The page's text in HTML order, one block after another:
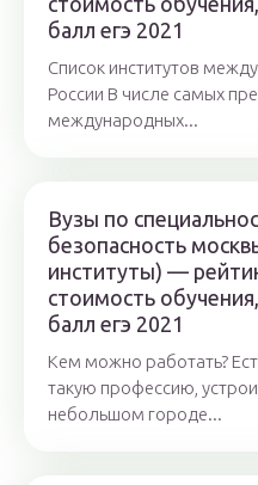
балл егэ 2021
Список институтов
России В числе самых
международных...
Вузы по
безопасность
институты) —
стоимость
балл егэ 2021
Кем можно работать?
такую профессию,
небольшом городе...